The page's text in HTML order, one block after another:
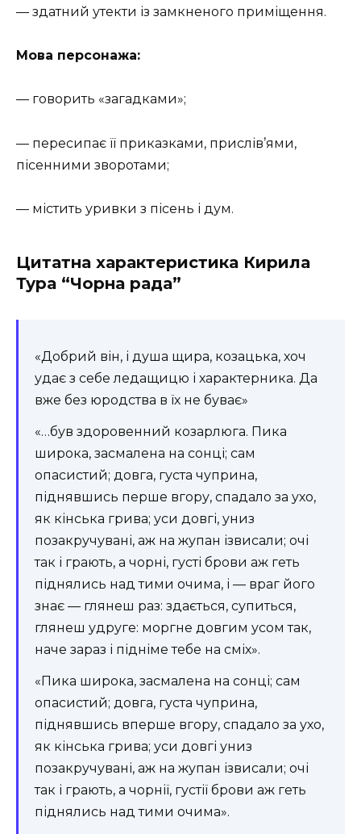
— здатний утекти із замкненого приміщення.
Мова персонажа:
— говорить «загадками»;
— пересипає її приказками, прислів’ями,
пісенними зворотами;
— містить уривки з пісень і дум.
Цитатна характеристика Кирила
Тура “Чорна рада”
«Добрий він, і душа щира, козацька, хоч
удає з себе ледащицю і характерника. Да
вже без юродства в їх не буває»
«…був здоровенний козарлюга. Пика
широка, засмалена на сонці; сам
опасистий; довга, густа чуприна,
піднявшись перше вгору, спадало за ухо,
як кінська грива; уси довгі, униз
позакручувані, аж на жупан ізвисали; очі
так і грають, а чорні, густі брови аж геть
піднялись над тими очима, і — враг його
знає — глянеш раз: здається, супиться,
глянеш удруге: моргне довгим усом так,
наче зараз і підніме тебе на сміх».
«Пика широка, засмалена на сонці; сам
опасистий; довга, густа чуприна,
піднявшись вперше вгору, спадало за ухо,
як кінська грива; уси довгі униз
позакручувані, аж на жупан ізвисали; очі
так і грають, а чорнії, густії брови аж геть
піднялись над тими очима».